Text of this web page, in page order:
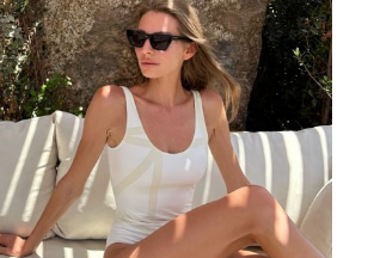
Культура
Андреем Перегудовым. Все
— о возвращении домой:
Нолана — тридцатилетнее
к одному сюжету